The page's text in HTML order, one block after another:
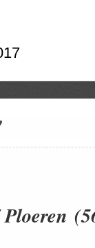
Ploeren